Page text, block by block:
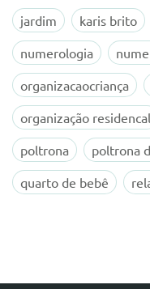
jardim
karis brito
numerologia
organizacaocriança
organização residencal
poltrona
poltrona
quarto de bebê